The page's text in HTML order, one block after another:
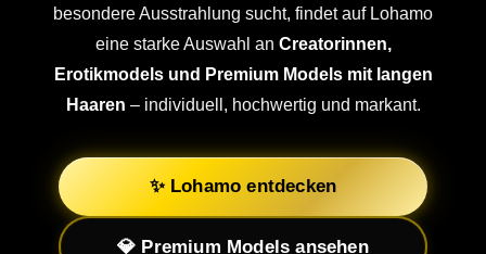
besondere Ausstrahlung sucht, findet auf Lohamo
eine starke Auswahl an Creatorinnen,
Erotikmodels und Premium Models mit langen
Haaren – individuell, hochwertig und markant.
✨ Lohamo entdecken
💎 Premium Models ansehen